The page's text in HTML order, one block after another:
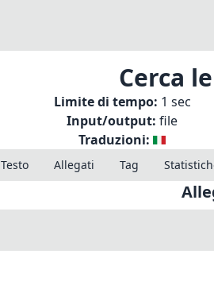
Cerca
Limite di tempo: 1 sec
Input/output: file
Traduzioni:
Testo Allegati Tag